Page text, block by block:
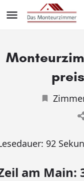
92
am Main: